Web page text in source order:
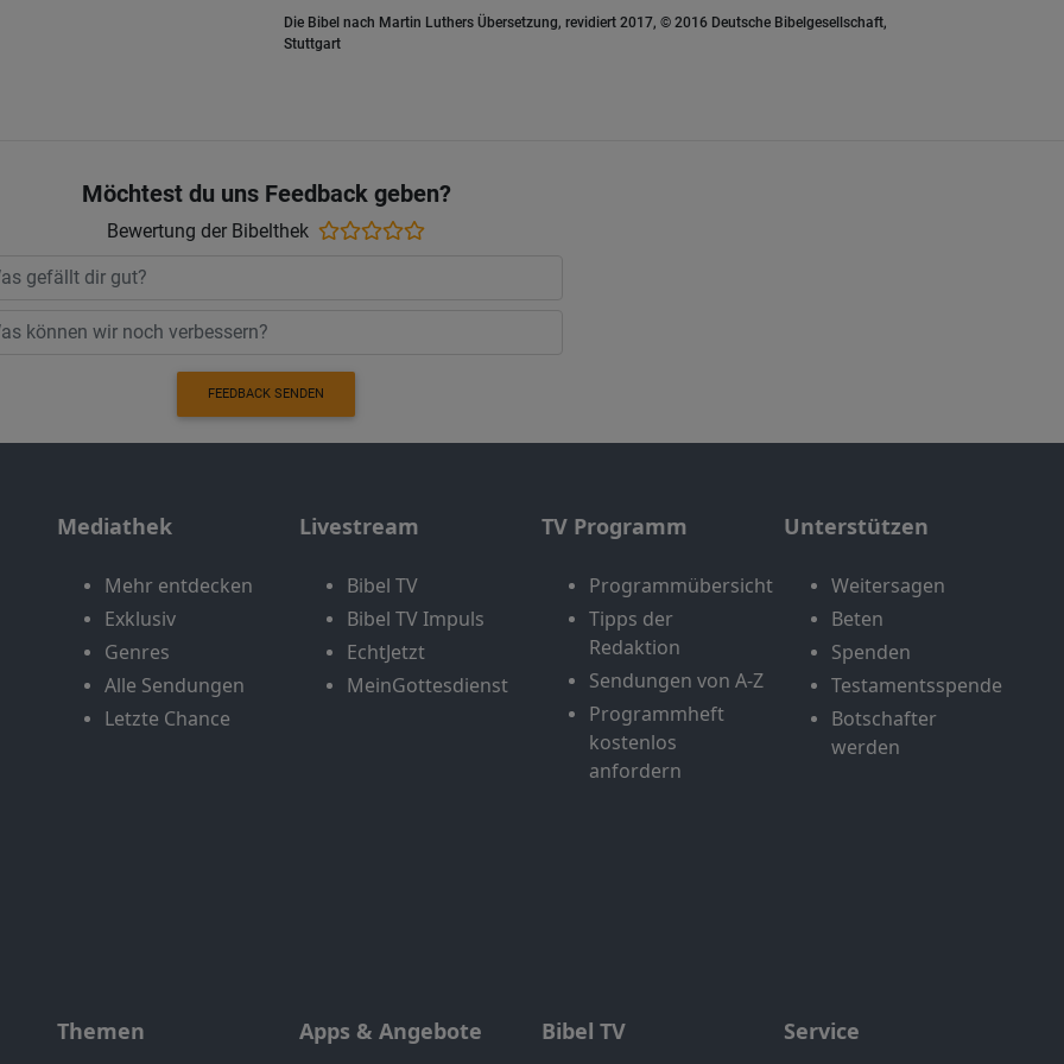
Die Bibel nach Martin Luthers Übersetzung, revidiert 2017, © 2016 Deutsche Bibelgesellschaft,
Stuttgart
Möchtest du uns Feedback geben?
Bewertung der Bibelthek
FEEDBACK SENDEN
Mediathek
Mehr entdecken
Exklusiv
Genres
Alle Sendungen
Letzte Chance
Livestream
Bibel TV
Bibel TV Impuls
EchtJetzt
MeinGottesdienst
TV Programm
Programmübersicht
Tipps der
Redaktion
Sendungen von A-Z
Programmheft
kostenlos
anfordern
Unterstützen
Weitersagen
Beten
Spenden
Testamentsspende
Botschafter
werden
Themen Apps & Angebote Bibel TV Service